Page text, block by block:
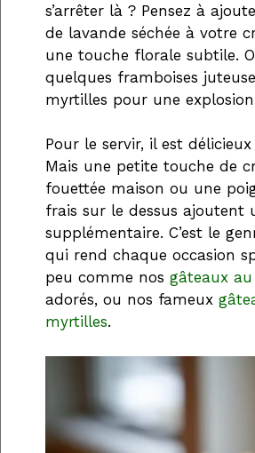
s’arrêter là ? Pensez à
de lavande séchée à votre
une touche florale subtile.
quelques framboises
myrtilles pour une
Pour le servir, il est
Mais une petite touche de
fouettée maison ou une
frais sur le dessus ajoutent
supplémentaire. C’est le
qui rend chaque occasion
peu comme nos gâteaux
adorés, ou nos fameux
myrtilles.